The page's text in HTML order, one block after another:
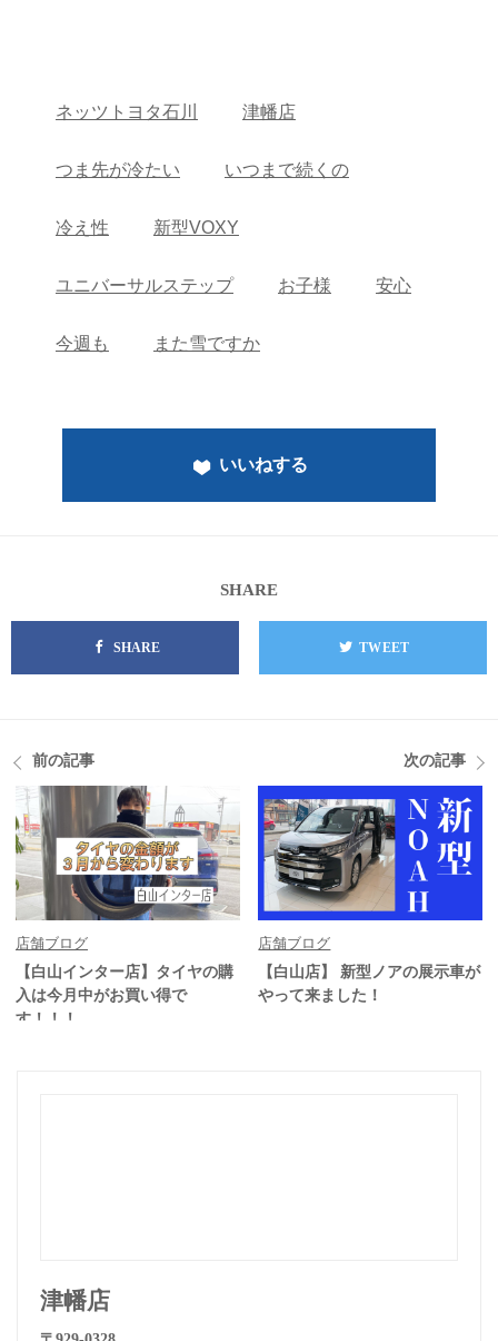
ネッツトヨタ石川 津幡店
つま先が冷たい いつまで続くの
冷え性 新型VOXY
ユニバーサルステップ お子様 安心
今週も また雪ですか
いいねする
SHARE
SHARE TWEET
前の記事
店舗ブログ
【白山インター店】タイヤの購
入は今月中がお買い得で
す！！！
次の記事
店舗ブログ
【白山店】 新型ノアの展示車が
やって来ました！
津幡店